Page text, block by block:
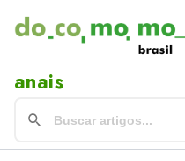
anais